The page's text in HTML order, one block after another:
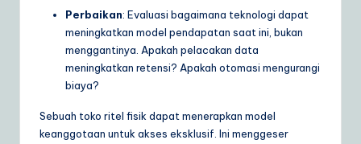
Perbaikan: Evaluasi bagaimana teknologi dapat
meningkatkan model pendapatan saat ini, bukan
menggantinya. Apakah pelacakan data
meningkatkan retensi? Apakah otomasi mengurangi
biaya?
Sebuah toko ritel fisik dapat menerapkan model
keanggotaan untuk akses eksklusif. Ini menggeser